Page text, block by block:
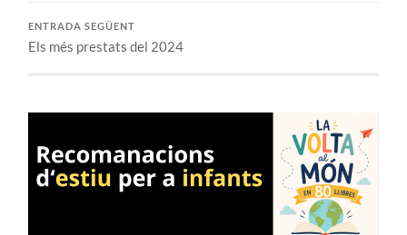
ENTRADA SEGÜENT
Els més prestats del 2024